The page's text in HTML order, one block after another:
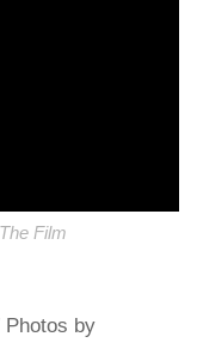
Film
Photos by